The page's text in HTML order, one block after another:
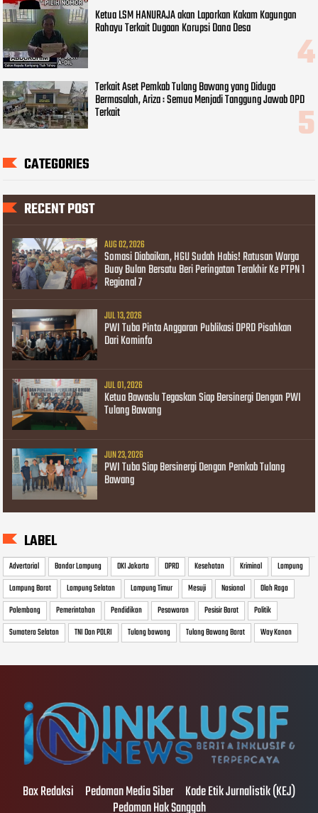
Ketua LSM HANURAJA akan Laporkan Kakam Kagungan
Rahayu Terkait Dugaan Korupsi Dana Desa
Terkait Aset Pemkab Tulang Bawang yang Diduga
Bermasalah, Ariza : Semua Menjadi Tanggung Jawab OPD
Terkait
CATEGORIES
RECENT POST
AUG 02, 2026
Somasi Diabaikan, HGU Sudah Habis! Ratusan Warga
Buay Bulan Bersatu Beri Peringatan Terakhir Ke PTPN 1
Regional 7
JUL 13, 2026
PWI Tuba Pinta Anggaran Publikasi DPRD Pisahkan
Dari Kominfo
JUL 01, 2026
Ketua Bawaslu Tegaskan Siap Bersinergi Dengan PWI
Tulang Bawang
JUN 23, 2026
PWI Tuba Siap Bersinergi Dengan Pemkab Tulang
Bawang
LABEL
Advertorial Bandar Lampung DKI Jakarta DPRD Kesehatan Kriminal
Lampung
Lampung Barat
Lampung Selatan Lampung Timur Mesuji Nasional
Olah Raga
Palembang
Pemerintahan Pendidikan Pesawaran Pesisir Barat
Politik
Sumatera Selatan
TNI Dan POLRI Tulang bawang Tulang Bawang Barat Way Kanan
Box Redaksi Pedoman Media Siber Kode Etik Jurnalistik (KEJ)
Pedoman Hak Sanggah